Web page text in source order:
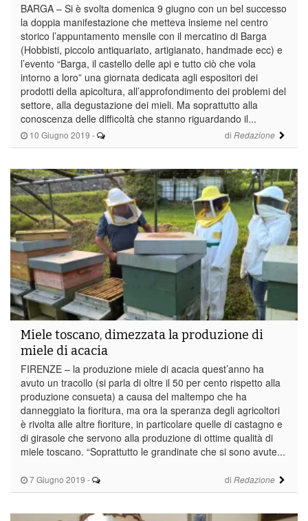
10 Giugno 2019 - di Redazione
BARGA – Si è svolta domenica 9 giugno con un bel successo
la doppia manifestazione che metteva insieme nel centro
storico l’appuntamento mensile con il mercatino di Barga
(Hobbisti, piccolo antiquariato, artigianato, handmade ecc) e
l’evento “Barga, il castello delle api e tutto ciò che vola
intorno a loro” una giornata dedicata agli espositori dei
prodotti della apicoltura, all’approfondimento dei problemi del
settore, alla degustazione dei mieli. Ma soprattutto alla
conoscenza delle difficoltà che stanno riguardando il...
7 Giugno 2019 - di Redazione
Miele toscano, dimezzata la produzione di
miele di acacia
FIRENZE – la produzione miele di acacia quest’anno ha
avuto un tracollo (si parla di oltre il 50 per cento rispetto alla
produzione consueta) a causa del maltempo che ha
danneggiato la fioritura, ma ora la speranza degli agricoltori
è rivolta alle altre fioriture, in particolare quelle di castagno e
di girasole che servono alla produzione di ottime qualità di
miele toscano. “Soprattutto le grandinate che si sono avute...